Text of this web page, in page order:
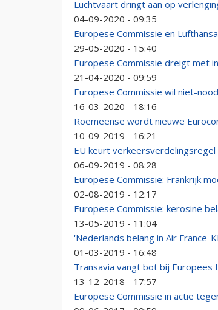
Luchtvaart dringt aan op
04-09-2020 - 09:35
Europese Commissie en
29-05-2020 - 15:40
Europese Commissie dreigt met
21-04-2020 - 09:59
Europese Commissie wil niet-
16-03-2020 - 18:16
Roemeense wordt nieuwe
10-09-2019 - 16:21
EU keurt
06-09-2019 - 08:28
Europese Commissie: Frankrijk
02-08-2019 - 12:17
Europese Commissie: kerosine
13-05-2019 - 11:04
'Nederlands belang in Air France-
01-03-2019 - 16:48
Transavia vangt bot bij Europees
13-12-2018 - 17:57
Europese Commissie in actie